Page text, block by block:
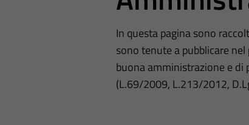
In questa pagina sono
sono tenute a pubblicare
buona amministrazione e
(L.69/2009, L.213/2012,